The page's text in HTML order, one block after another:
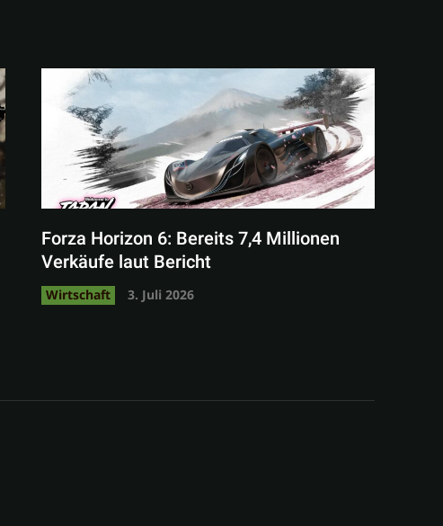
Forza Horizon 6: Bereits 7,4 Millionen
Verkäufe laut Bericht
Wirtschaft 3. Juli 2026